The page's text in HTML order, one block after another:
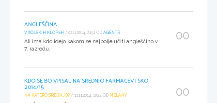
ANGLEŠČINA
V ŠOLSKIH KLOPEH / 02.11.2014, 21:51 OD AGENTR
Ali ima kdo idejo kakom se najbolje učiti angleščino v
7. razredu.
00
KDO SE BO VPISAL NA SREDNJO FARMACEVTSKO
2014/15
NA KATERO SREDNJO? / 11.11.2014, 10:24 OD MELANY 00